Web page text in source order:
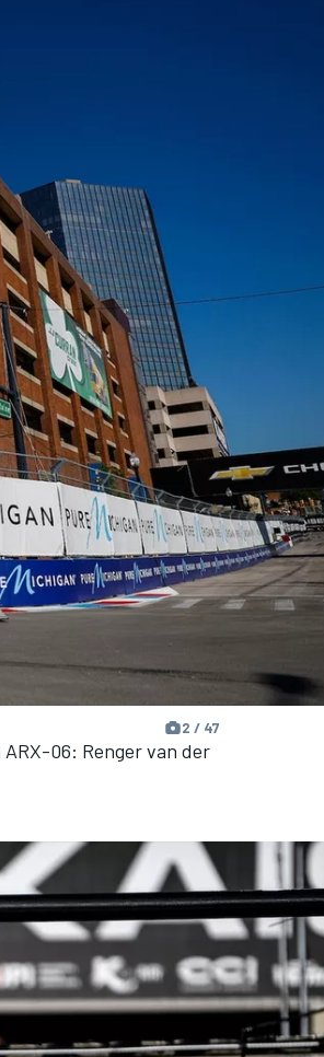
2 / 47
06: Renger van der